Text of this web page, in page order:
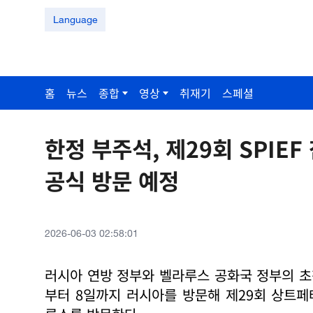
Language
홈 뉴스 종합 영상 취재기 스페셜
한정 부주석, 제29회 SPIEF
공식 방문 예정
2026-06-03 02:58:01
러시아 연방 정부와 벨라루스 공화국 정부의
부터 8일까지 러시아를 방문해 제29회 상트